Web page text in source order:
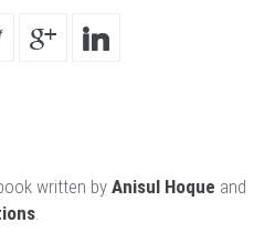
written by Anisul Hoque and